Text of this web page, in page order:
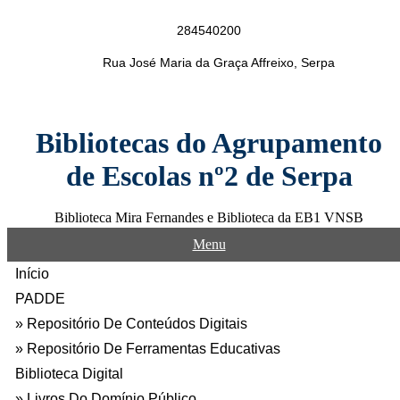
284540200
Rua José Maria da Graça Affreixo, Serpa
Bibliotecas do Agrupamento
de Escolas nº2 de Serpa
Biblioteca Mira Fernandes e Biblioteca da EB1 VNSB
Menu
Início
PADDE
Repositório De Conteúdos Digitais
Repositório De Ferramentas Educativas
Biblioteca Digital